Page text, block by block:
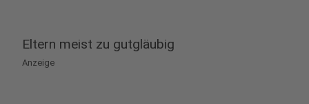
Eltern meist zu gutgläubig
Anzeige